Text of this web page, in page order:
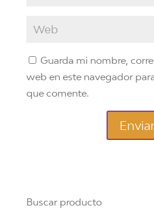
Guarda mi nombre,
web en este navegador
que comente.
Buscar producto